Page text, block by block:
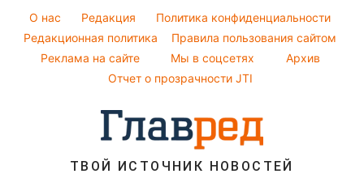
Новости Житомира
Красивый маникюр
Модные ошибки
Новости моды
Советы от Андре Тана
O нас Редакция
Политика конфиденциальности
Редакционная политика
Правила пользования сайтом
Реклама на сайте
Мы в соцсетях
Архив
Отчет о прозрачности JTI
ТВОЙ ИСТОЧНИК НОВОСТЕЙ